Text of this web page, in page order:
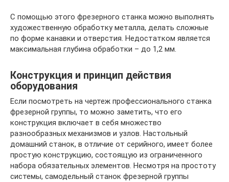
С помощью этого фрезерного станка можно выполнять
художественную обработку металла, делать сложные
по форме канавки и отверстия. Недостатком является
максимальная глубина обработки – до 1,2 мм.
Конструкция и принцип действия
оборудования
Если посмотреть на чертеж профессионального станка
фрезерной группы, то можно заметить, что его
конструкция включает в себя множество
разнообразных механизмов и узлов. Настольный
домашний станок, в отличие от серийного, имеет более
простую конструкцию, состоящую из ограниченного
набора обязательных элементов. Несмотря на простоту
системы, самодельный станок фрезерной группы